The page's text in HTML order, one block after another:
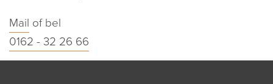
Mail of bel
0162 - 32 26 66